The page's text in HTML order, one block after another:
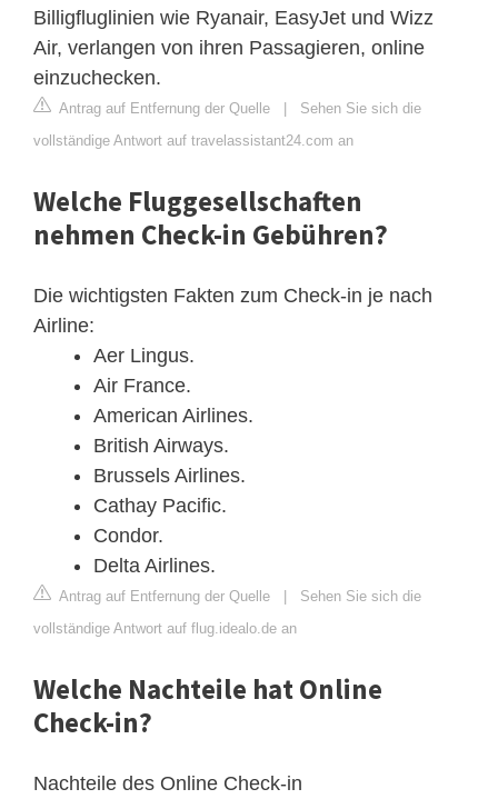
Billigfluglinien wie Ryanair, EasyJet und Wizz
Air, verlangen von ihren Passagieren, online
einzuchecken.
Antrag auf Entfernung der Quelle | Sehen Sie sich die
vollständige Antwort auf travelassistant24.com an
Welche Fluggesellschaften
nehmen Check-in Gebühren?
Die wichtigsten Fakten zum Check-in je nach
Airline:
Aer Lingus.
Air France.
American Airlines.
British Airways.
Brussels Airlines.
Cathay Pacific.
Condor.
Delta Airlines.
Antrag auf Entfernung der Quelle | Sehen Sie sich die
vollständige Antwort auf flug.idealo.de an
Welche Nachteile hat Online
Check-in?
Nachteile des Online Check-in